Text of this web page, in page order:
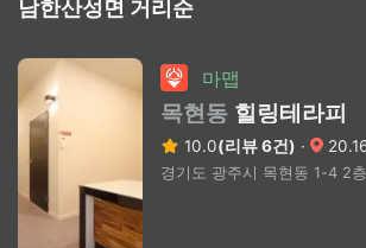
남한산성면 거리순
마맵
목현동 힐링테라피
10.0(리뷰 6건) ·
경기도 광주시 목현동 1-4 2층